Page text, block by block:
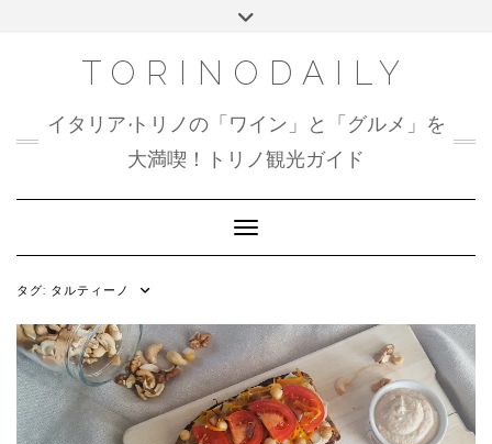
Toggle
TORINODAILY
イタリア•トリノの「ワイン」と「グルメ」を
大満喫！トリノ観光ガイド
Toggle Navigation
タグ: タルティーノ